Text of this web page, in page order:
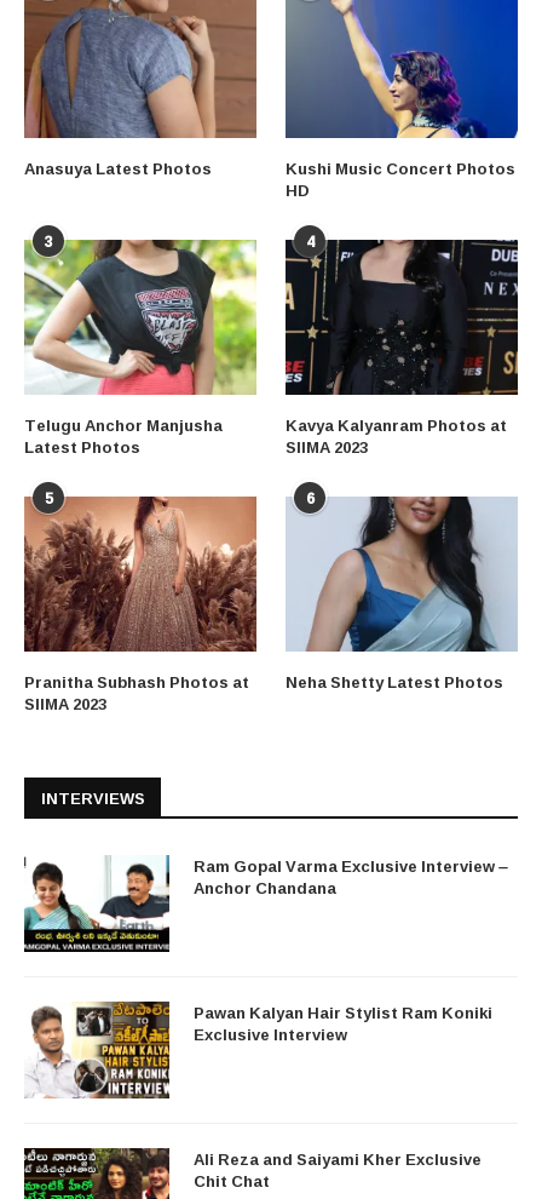
Anasuya Latest Photos Kushi Music Concert Photos
HD
3
Telugu Anchor Manjusha
Latest Photos
4
Kavya Kalyanram Photos at
SIIMA 2023
5
Pranitha Subhash Photos at
SIIMA 2023
6
Neha Shetty Latest Photos
INTERVIEWS
Ram Gopal Varma Exclusive Interview –
Anchor Chandana
Pawan Kalyan Hair Stylist Ram Koniki
Exclusive Interview
Ali Reza and Saiyami Kher Exclusive
Chit Chat